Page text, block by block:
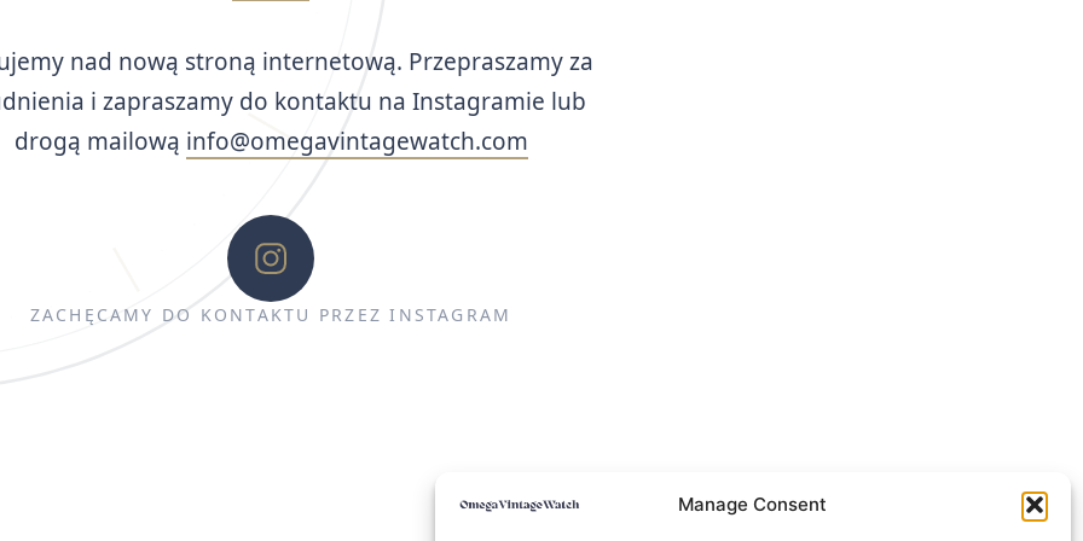
Manage Consent
nad nową stroną internetową. Przepraszamy za
i zapraszamy do kontaktu na Instagramie lub
drogą mailową info@omegavintagewatch.com
ZACHĘCAMY DO KONTAKTU PRZEZ INSTAGRAM